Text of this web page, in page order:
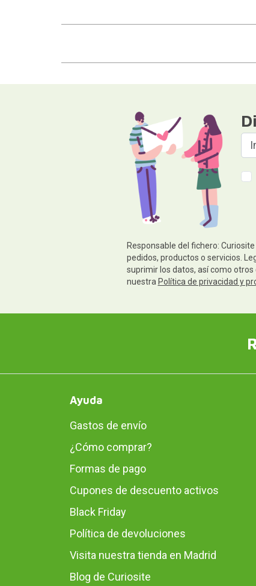
Responsable del fichero:
pedidos, productos o servicios.
suprimir los datos, así como
nuestra Política de privacidad y
Ayuda
Gastos de envío
¿Cómo comprar?
Formas de pago
Cupones de descuento activos
Black Friday
Política de devoluciones
Visita nuestra tienda en Madrid
Blog de Curiosite